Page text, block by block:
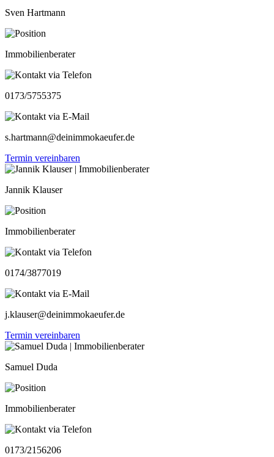
Sven Hartmann
Immobilienberater
0173/5755375
s.hartmann@deinimmokaeufer.de
Termin vereinbaren
Jannik Klauser
Immobilienberater
0174/3877019
j.klauser@deinimmokaeufer.de
Termin vereinbaren
Samuel Duda
Immobilienberater
0173/2156206